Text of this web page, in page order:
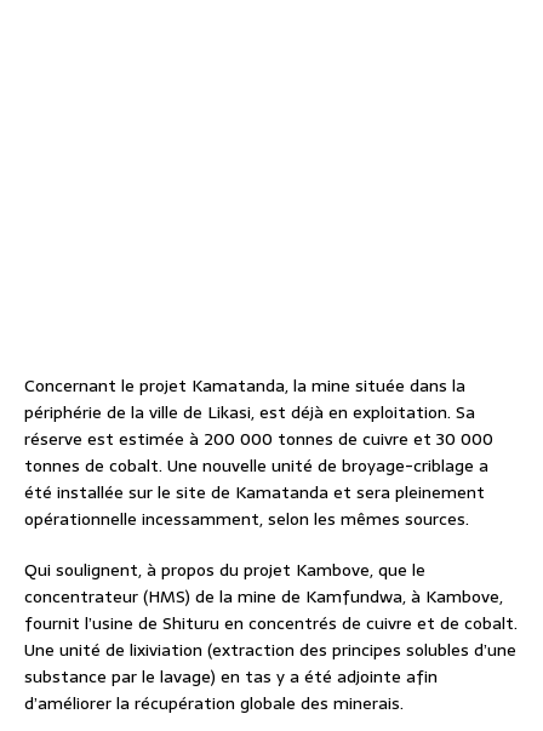
Concernant le projet Kamatanda, la mine située dans la
périphérie de la ville de Likasi, est déjà en exploitation. Sa
réserve est estimée à 200 000 tonnes de cuivre et 30 000
tonnes de cobalt. Une nouvelle unité de broyage-criblage a
été installée sur le site de Kamatanda et sera pleinement
opérationnelle incessamment, selon les mêmes sources.
Qui soulignent, à propos du projet Kambove, que le
concentrateur (HMS) de la mine de Kamfundwa, à Kambove,
fournit l’usine de Shituru en concentrés de cuivre et de cobalt.
Une unité de lixiviation (extraction des principes solubles d’une
substance par le lavage) en tas y a été adjointe afin
d’améliorer la récupération globale des minerais.